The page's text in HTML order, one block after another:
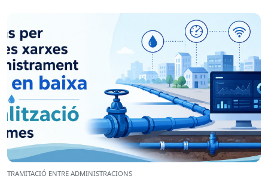
TRAMITACIÓ ENTRE ADMINISTRACIONS